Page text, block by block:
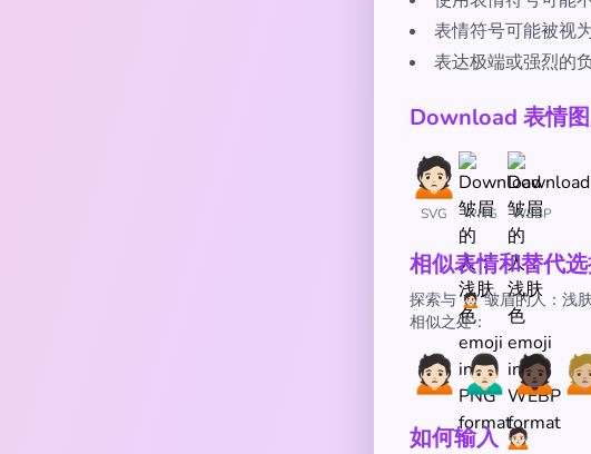
表情符号可能被视
表达极端或强烈的
Download 表情
SVG PNG WEBP
相似表情和替代
探索与 🙍🏻 皱眉的人：
相似之处：
🙍🏻🙍🏻‍♂️🙍🏿
如何输入 🙍🏻